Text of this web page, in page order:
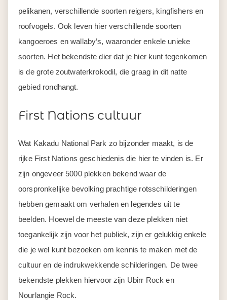
pelikanen, verschillende soorten reigers, kingfishers en
roofvogels. Ook leven hier verschillende soorten
kangoeroes en wallaby’s, waaronder enkele unieke
soorten. Het bekendste dier dat je hier kunt tegenkomen
is de grote zoutwaterkrokodil, die graag in dit natte
gebied rondhangt.
First Nations cultuur
Wat Kakadu National Park zo bijzonder maakt, is de
rijke First Nations geschiedenis die hier te vinden is. Er
zijn ongeveer 5000 plekken bekend waar de
oorspronkelijke bevolking prachtige rotsschilderingen
hebben gemaakt om verhalen en legendes uit te
beelden. Hoewel de meeste van deze plekken niet
toegankelijk zijn voor het publiek, zijn er gelukkig enkele
die je wel kunt bezoeken om kennis te maken met de
cultuur en de indrukwekkende schilderingen. De twee
bekendste plekken hiervoor zijn Ubirr Rock en
Nourlangie Rock.